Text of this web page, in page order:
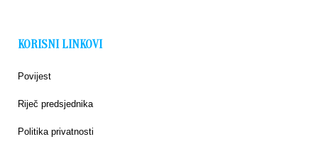
KORISNI LINKOVI
Povijest
Riječ predsjednika
Politika privatnosti